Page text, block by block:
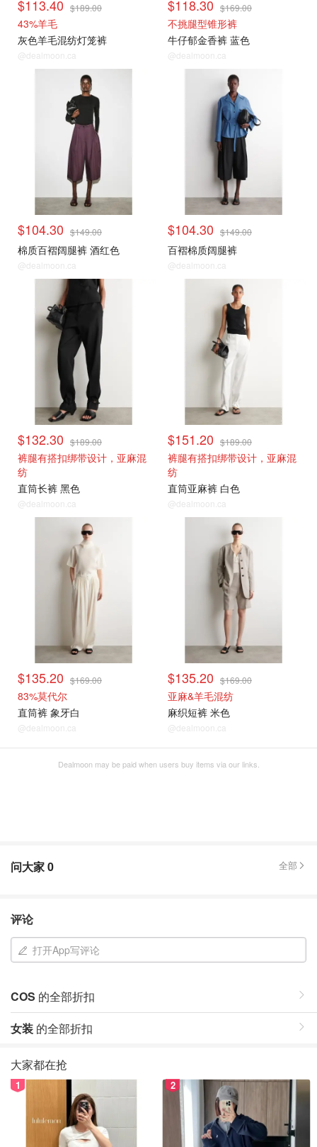
$113.40 $189.00
43%羊毛
灰色羊毛混纺灯笼裤
@dealmoon.ca
$118.30 $169.00
不挑腿型锥形裤
牛仔郁金香裤 蓝色
@dealmoon.ca
$104.30 $149.00
棉质百褶阔腿裤 酒红色
@dealmoon.ca
$104.30 $149.00
百褶棉质阔腿裤
@dealmoon.ca
$132.30 $189.00
裤腿有搭扣绑带设计，亚麻混
纺
直筒长裤 黑色
@dealmoon.ca
$151.20 $189.00
裤腿有搭扣绑带设计，亚麻混
纺
直筒亚麻裤 白色
@dealmoon.ca
$135.20 $169.00
83%莫代尔
直筒裤 象牙白
@dealmoon.ca
$135.20 $169.00
亚麻&羊毛混纺
麻织短裤 米色
@dealmoon.ca
Dealmoon may be paid when users buy items via our links.
问大家0 全部
评论
打开App写评论
COS 的全部折扣
女装 的全部折扣
大家都在抢
1 2